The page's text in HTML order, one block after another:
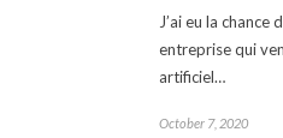
J’ai eu la
entreprise qui
artificiel…
October 7, 2020